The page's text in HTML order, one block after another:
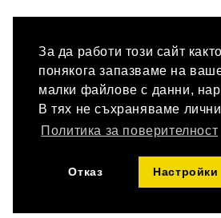
За да работи този сайт
понякога запазваме на
малки файлове с данни,
В тях не съхраняваме
Политика за поверителност
Отказ Настройки
Опции
ИЗБЕРИ РАЗМЕР
--- Изберете ---